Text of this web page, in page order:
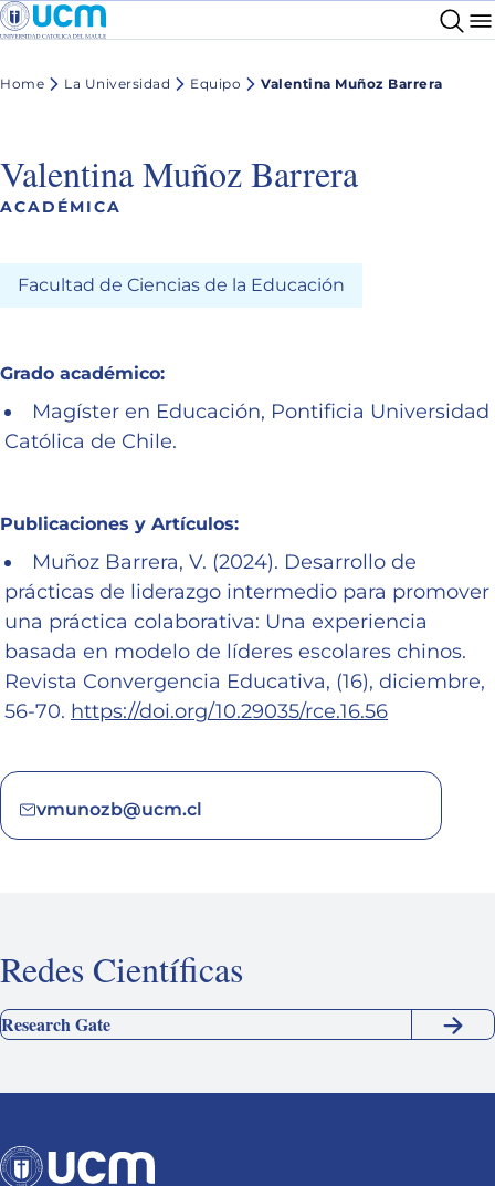
Home La Universidad Equipo Valentina Muñoz Barrera
Valentina Muñoz Barrera
ACADÉMICA
Facultad de Ciencias de la Educación
Grado académico:
Magíster en Educación, Pontificia Universidad
Católica de Chile.
Publicaciones y Artículos:
Muñoz Barrera, V. (2024). Desarrollo de
prácticas de liderazgo intermedio para promover
una práctica colaborativa: Una experiencia
basada en modelo de líderes escolares chinos.
Revista Convergencia Educativa, (16), diciembre,
56-70. https://doi.org/10.29035/rce.16.56
vmunozb@ucm.cl
Redes Científicas
Research Gate